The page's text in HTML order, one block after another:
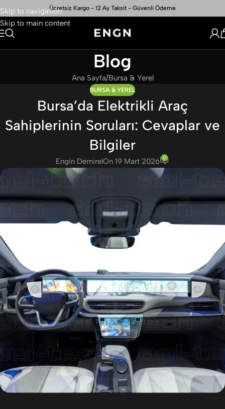
Skip to navigation
Skip to main content
Ücretsiz Kargo - 12 Ay Taksit - Güvenli Ödeme
Blog
Ana Sayfa Bursa & Yerel
BURSA & YEREL
Bursa’da Elektrikli Araç
Sahiplerinin Soruları: Cevaplar ve
Bilgiler
Engin DemirelOn 19 Mart 2026 0